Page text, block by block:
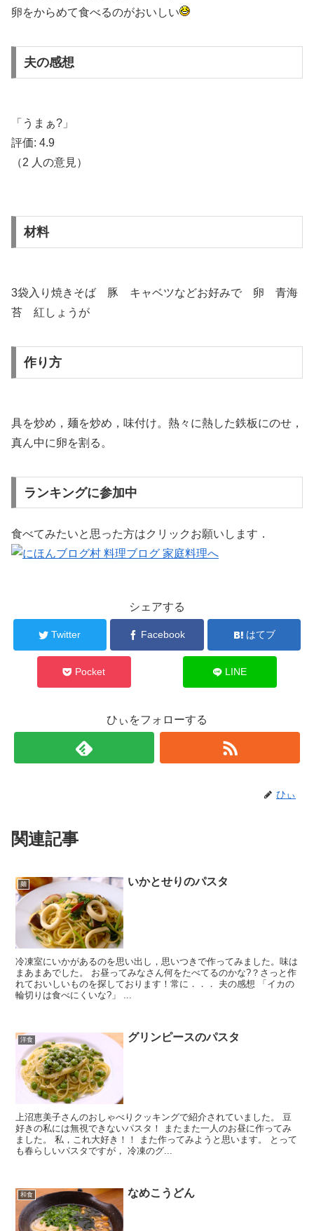
卵をからめて食べるのがおいしい
夫の感想
「うまぁ?」
評価: 4.9
（2 人の意見）
材料
3袋入り焼きそば 豚 キャベツなどお好みで 卵 青海
苔 紅しょうが
作り方
具を炒め，麺を炒め，味付け。熱々に熱した鉄板にのせ，
真ん中に卵を割る。
ランキングに参加中
食べてみたいと思った方はクリックお願いします．
シェアする
Twitter Facebook はてブ
Pocket LINE
ひぃをフォローする
ひぃ
関連記事
麺 いかとせりのパスタ
冷凍室にいかがあるのを思い出し，思いつきで作ってみました。味は
まあまあでした。 お昼ってみなさん何をたべてるのかな?？さっと作
れておいしいものを探しております！常に．．． 夫の感想 「イカの
輪切りは食べにくいな?」 ...
洋食 グリンピースのパスタ
上沼恵美子さんのおしゃべりクッキングで紹介されていました。 豆
好きの私には無視できないパスタ！ またまた一人のお昼に作ってみ
ました。 私，これ大好き！！ また作ってみようと思います。 とって
も春らしいパスタですが， 冷凍のグ...
和食 なめこうどん